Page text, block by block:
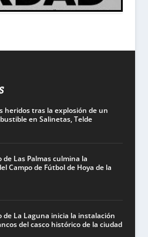
heridos tras la explosión de un
en Salinetas, Telde
Las Palmas culmina la
Campo de Fútbol de Hoya de la
de La Laguna inicia la instalación
del casco histórico de la ciudad